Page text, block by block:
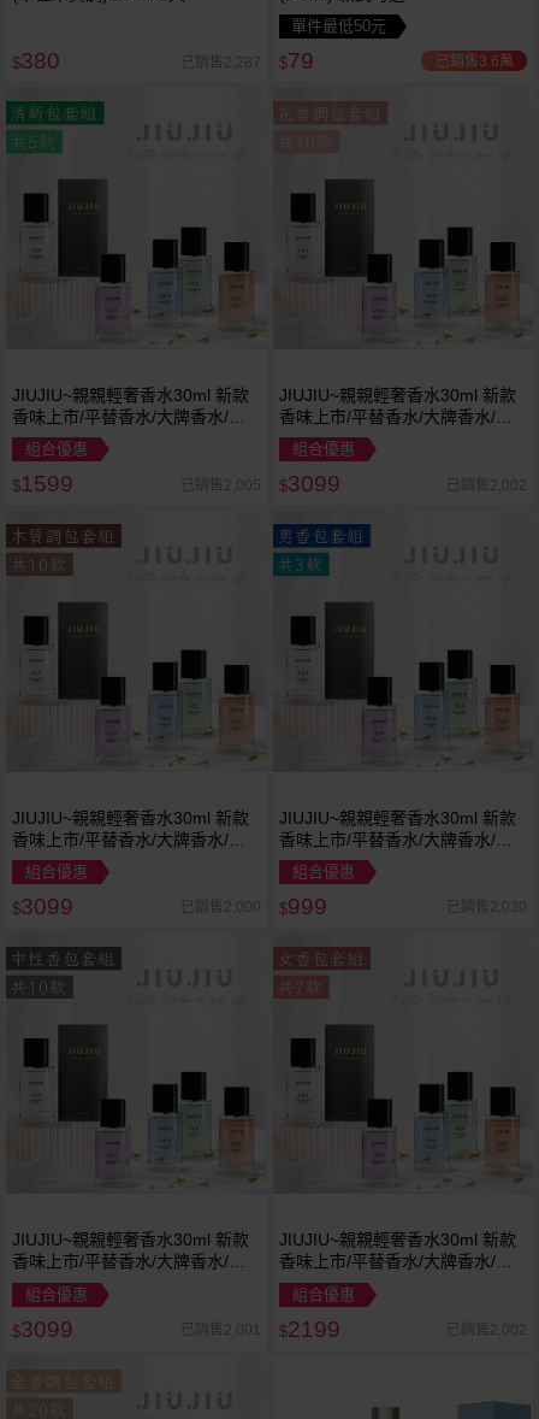
$380 已銷售2,287
單件最低50元
$79 已銷售3.6萬
JIUJIU~親親輕奢香水30ml 新款
香味上市/平替香水/大牌香水/大
牌平替
組合優惠
$1599 已銷售2,005
JIUJIU~親親輕奢香水30ml 新款
香味上市/平替香水/大牌香水/大
牌平替
組合優惠
$3099 已銷售2,002
JIUJIU~親親輕奢香水30ml 新款
香味上市/平替香水/大牌香水/大
牌平替
組合優惠
$3099 已銷售2,000
JIUJIU~親親輕奢香水30ml 新款
香味上市/平替香水/大牌香水/大
牌平替
組合優惠
$999 已銷售2,030
JIUJIU~親親輕奢香水30ml 新款
香味上市/平替香水/大牌香水/大
牌平替
組合優惠
$3099 已銷售2,001
JIUJIU~親親輕奢香水30ml 新款
香味上市/平替香水/大牌香水/大
牌平替
組合優惠
$2199 已銷售2,002